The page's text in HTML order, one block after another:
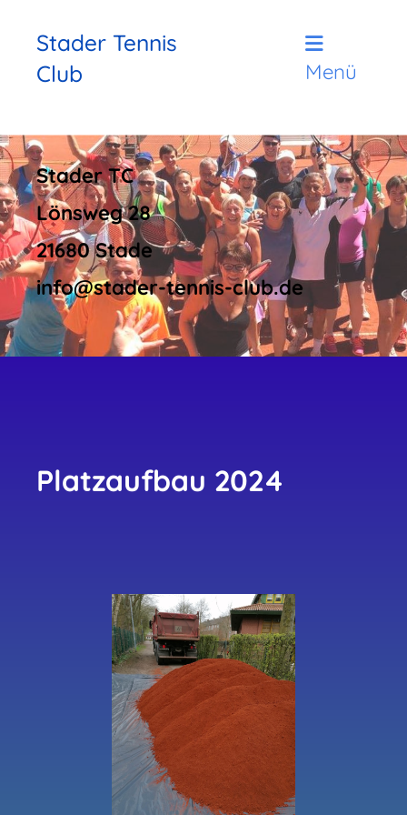
Stader Tennis
Club
Menü
Stader TC
Lönsweg 28
21680 Stade
info@stader-tennis-club.de
Platzaufbau 2024